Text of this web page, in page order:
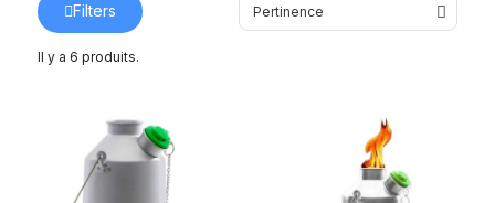
Il y a 6 produits.
Filters